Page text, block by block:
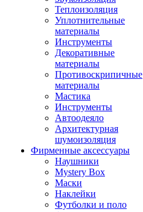
Теплоизоляция
Уплотнительные
материалы
Инструменты
Декоративные
материалы
Противоскрипичные
материалы
Мастика
Инструменты
Автоодеяло
Архитектурная
шумоизоляция
Фирменные аксессуары
Наушники
Mystery Box
Маски
Наклейки
Футболки и поло